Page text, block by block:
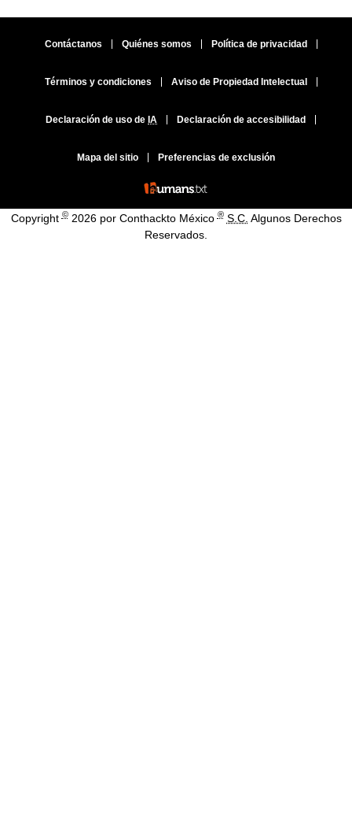
Contáctanos Quiénes somos Política de privacidad
Términos y condiciones Aviso de Propiedad Intelectual
Declaración de uso de IA Declaración de accesibilidad
Mapa del sitio Preferencias de exclusión
Copyright©2026 por Conthackto México® S.C. Algunos Derechos
Reservados.